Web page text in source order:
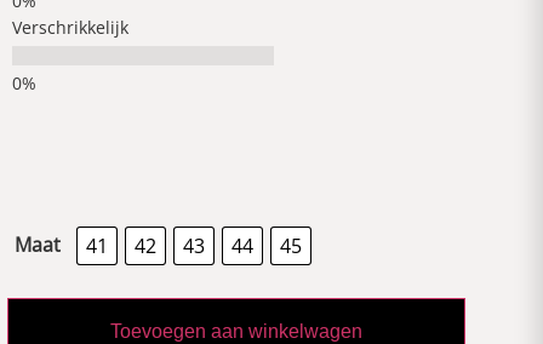
Verschrikkelijk
Maat 41 42 43 44 45
Toevoegen aan winkelwagen